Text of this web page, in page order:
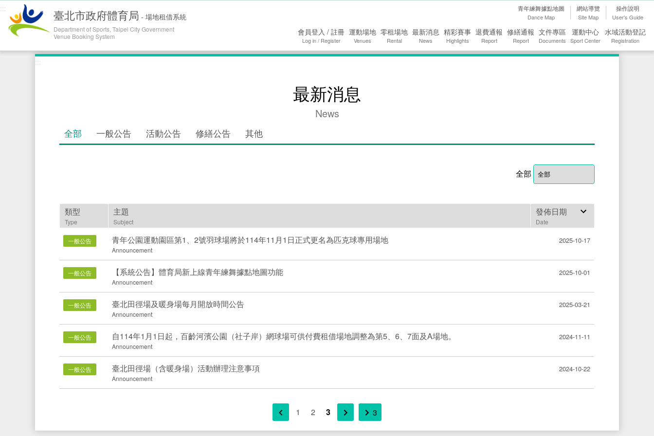
::: 臺北市政府體育局 - 場地租借系統
Department of Sports, Taipei City Government
Venue Booking System
青年練舞據點地圖
Dance Map
網站導覽
Site Map
操作說明
User's Guide
會員登入 / 註冊
Log in / Register
運動場地
Venues
零租場地
Rental
最新消息
News
精彩賽事
Highlights
退費通報
Report
修繕通報
Report
文件專區
Documents
運動中心
Sport Center
水域活動登記
Registration
:::
最新消息
News
全部 一般公告 活動公告 修繕公告 其他
全部
類型
Type
主題
Subject
發佈日期
Date
一般公告 青年公園運動園區第1、2號羽球場將於114年11月1日正式更名為匹克球專用場地
Announcement
2025-10-17
一般公告 【系統公告】體育局新上線青年練舞據點地圖功能
Announcement
2025-10-01
一般公告 臺北田徑場及暖身場每月開放時間公告
Announcement
2025-03-21
一般公告 自114年1月1日起，百齡河濱公園（社子岸）網球場可供付費租借場地調整為第5、6、7面及A場地。
Announcement
2024-11-11
一般公告 臺北田徑場（含暖身場）活動辦理注意事項
Announcement
2024-10-22
1 2 3 3